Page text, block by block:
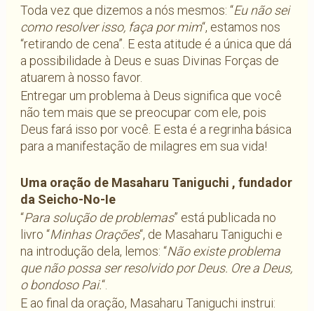
Toda vez que dizemos a nós mesmos: “Eu não sei
como resolver isso, faça por mim“, estamos nos
“retirando de cena”. E esta atitude é a única que dá
a possibilidade à Deus e suas Divinas Forças de
atuarem à nosso favor.
Entregar um problema à Deus significa que você
não tem mais que se preocupar com ele, pois
Deus fará isso por você. E esta é a regrinha básica
para a manifestação de milagres em sua vida!
Uma oração de Masaharu Taniguchi , fundador
da Seicho-No-Ie
“Para solução de problemas” está publicada no
livro “Minhas Orações“, de Masaharu Taniguchi e
na introdução dela, lemos: “Não existe problema
que não possa ser resolvido por Deus. Ore a Deus,
o bondoso Pai.“.
E ao final da oração, Masaharu Taniguchi instrui: